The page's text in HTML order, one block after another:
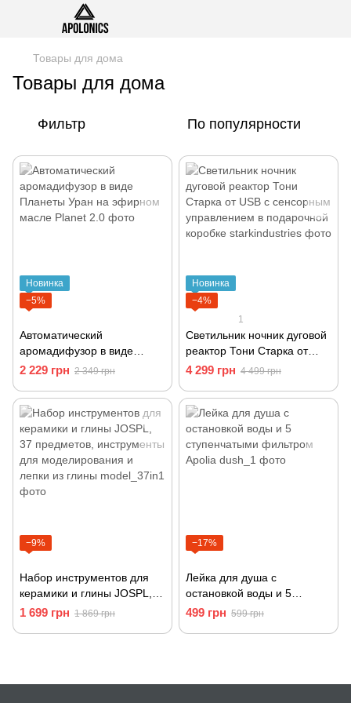
Товары для дома
Товары для дома
Фильтр По популярности
Новинка
−5%
Автоматический
аромадифузор в виде
Планеты Уран на эфирном
2 229 грн 2 349 грн
Новинка
−4%
1
Светильник ночник дуговой
реактор Тони Старка от
USB с сенсорным
коробке
4 299 грн 4 499 грн
−9%
Набор инструментов для
керамики и глины JOSPL,
37 предметов, инструменты
1 699 грн 1 869 грн
−17%
Лейка для душа с
остановкой воды и 5
ступенчатыми фильтром
499 грн 599 грн